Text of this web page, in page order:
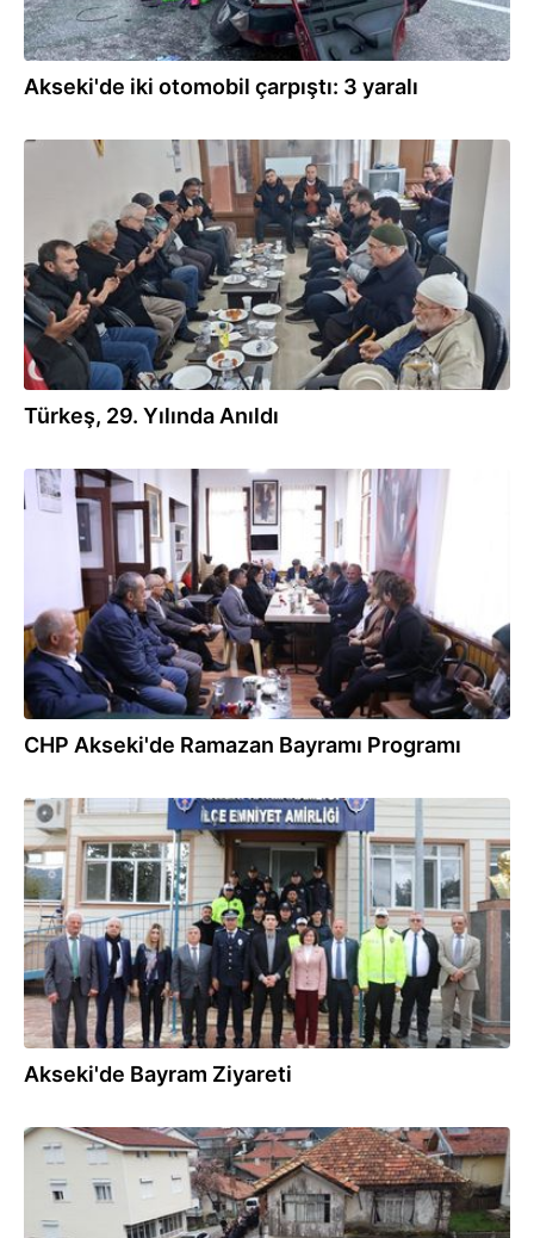
Akseki'de iki otomobil çarpıştı: 3 yaralı
Türkeş, 29. Yılında Anıldı
22.03.2026
CHP Akseki'de Ramazan Bayramı Programı
22.03.2026
Akseki'de Bayram Ziyareti
21.03.2026